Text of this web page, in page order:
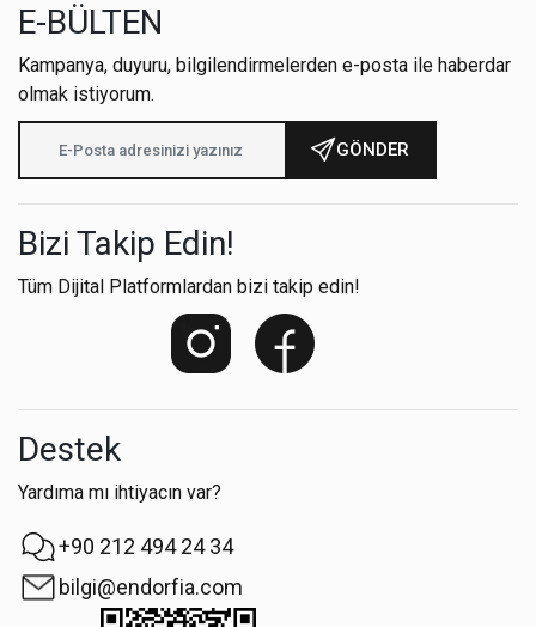
E-BÜLTEN
Kampanya, duyuru, bilgilendirmelerden e-posta ile haberdar
olmak istiyorum.
GÖNDER
Bizi Takip Edin!
Tüm Dijital Platformlardan bizi takip edin!
Destek
Yardıma mı ihtiyacın var?
+90 212 494 24 34
bilgi@endorfia.com